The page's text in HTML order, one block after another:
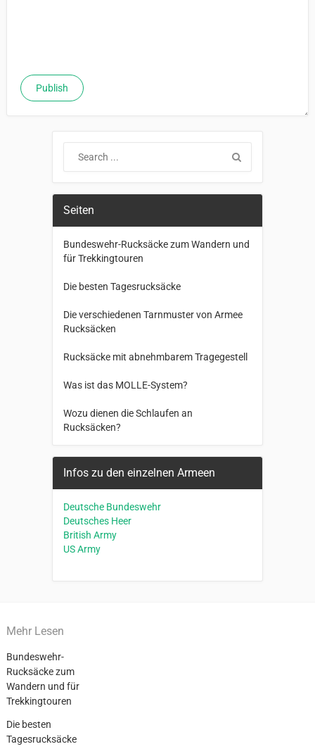
Seiten
Bundeswehr-Rucksäcke zum Wandern und
für Trekkingtouren
Die besten Tagesrucksäcke
Die verschiedenen Tarnmuster von Armee
Rucksäcken
Rucksäcke mit abnehmbarem Tragegestell
Was ist das MOLLE-System?
Wozu dienen die Schlaufen an
Rucksäcken?
Infos zu den einzelnen Armeen
Deutsche Bundeswehr
Deutsches Heer
British Army
US Army
Mehr Lesen
Bundeswehr-
Rucksäcke zum
Wandern und für
Trekkingtouren
Die besten
Tagesrucksäcke